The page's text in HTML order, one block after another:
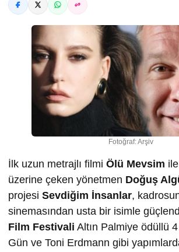
Fotoğraf: Arşiv
İlk uzun metrajlı filmi Ölü Mevsim
üzerine çeken yönetmen Doğuş
projesi Sevdiğim İnsanlar,
sinemasından usta bir isimle
Film Festivali Altın Palmiye ödüllü
Gün ve Toni Erdmann gibi